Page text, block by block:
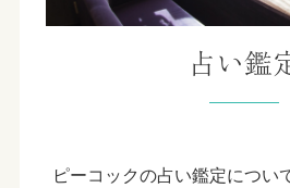
占い鑑
ピーコックの占い鑑定につい